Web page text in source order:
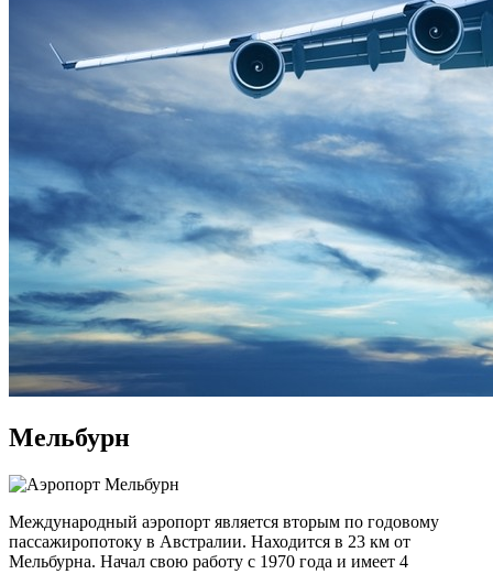
Мельбурн
Международный аэропорт является вторым по годовому
пассажиропотоку в Австралии. Находится в 23 км от
Мельбурна. Начал свою работу с 1970 года и имеет 4